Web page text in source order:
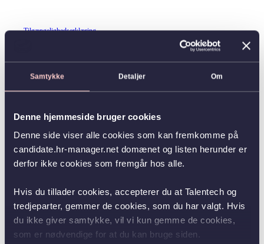
Samtykke Detaljer Om
Denne hjemmeside bruger cookies
Denne side viser alle cookies som kan fremkomme på
candidate.hr-manager.net domænet og listen herunder er
derfor ikke cookies som fremgår hos alle.
Hvis du tillader cookies, accepterer du at Talentech og
tredjeparter, gemmer de cookies, som du har valgt. Hvis
du ikke giver samtykke, vil vi kun gemme de cookies,
som er nødvendige for at du kan bruge siden.
Tilgængelighedserklæring